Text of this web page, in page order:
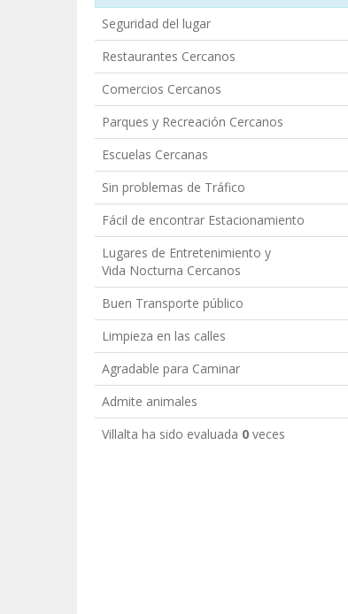
Seguridad del lugar
Restaurantes Cercanos
Comercios Cercanos
Parques y Recreación Cercanos
Escuelas Cercanas
Sin problemas de Tráfico
Fácil de encontrar Estacionamiento
Lugares de Entretenimiento y
Vida Nocturna Cercanos
Buen Transporte público
Limpieza en las calles
Agradable para Caminar
Admite animales
Villalta ha sido evaluada 0 veces